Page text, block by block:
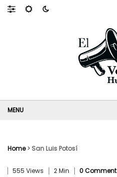
Home> San Luis Potosí
555 Views 2 Min 0 Comment